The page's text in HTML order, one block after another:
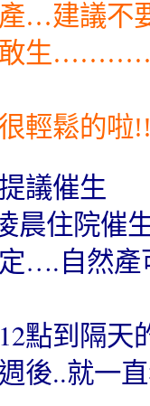
…建議不
敢生
輕鬆的啦
議催生
晨住院催
….自然
點到隔天
後..就一